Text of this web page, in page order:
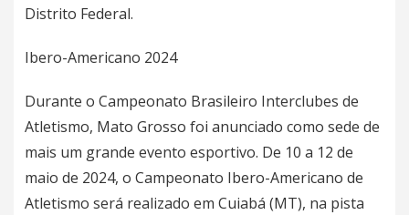
Distrito Federal.
Ibero-Americano 2024
Durante o Campeonato Brasileiro Interclubes de
Atletismo, Mato Grosso foi anunciado como sede de
mais um grande evento esportivo. De 10 a 12 de
maio de 2024, o Campeonato Ibero-Americano de
Atletismo será realizado em Cuiabá (MT), na pista